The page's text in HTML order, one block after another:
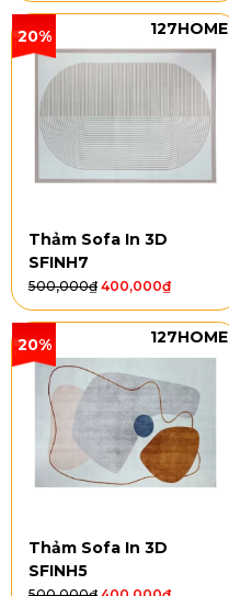
20% 127HOME
Thảm Sofa In 3D
SFINH7
500,000₫ 400,000₫
20% 127HOME
Thảm Sofa In 3D
SFINH5